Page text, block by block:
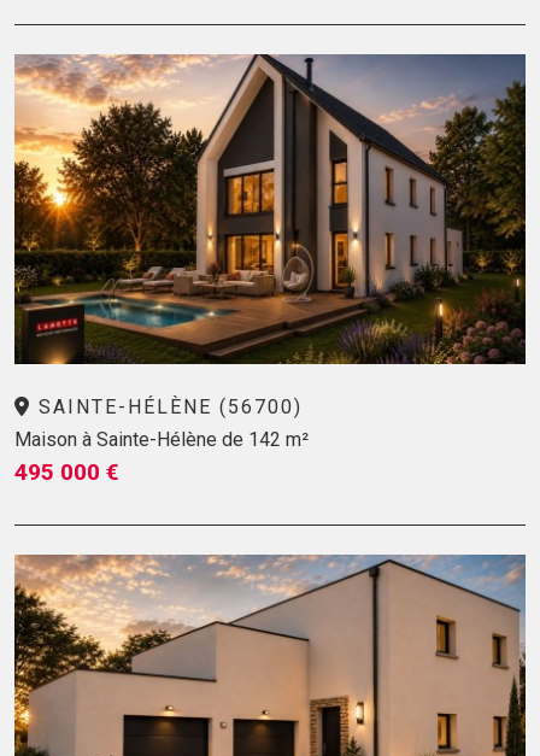
SAINTE-HÉLÈNE (56700)
Maison à Sainte-Hélène de 142 m²
495 000 €